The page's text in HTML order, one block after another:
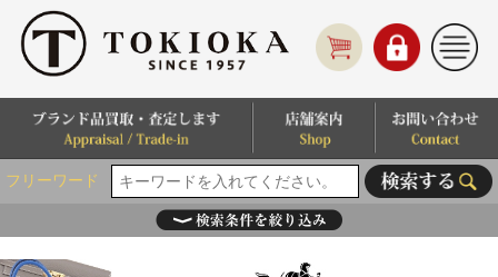
フリーワード